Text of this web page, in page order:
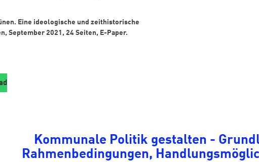
Eine ideologische und zeithistorische
September 2021, 24 Seiten, E-Paper.
Kommunale Politik gestalten -
Rahmenbedingungen,